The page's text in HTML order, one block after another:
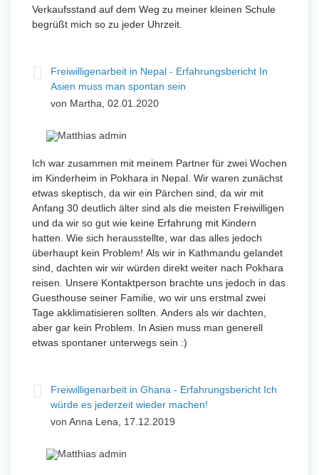
Verkaufsstand auf dem Weg zu meiner kleinen Schule
begrüßt mich so zu jeder Uhrzeit.
Freiwilligenarbeit in Nepal - Erfahrungsbericht In
Asien muss man spontan sein
von Martha, 02.01.2020
Ich war zusammen mit meinem Partner für zwei Wochen
im Kinderheim in Pokhara in Nepal. Wir waren zunächst
etwas skeptisch, da wir ein Pärchen sind, da wir mit
Anfang 30 deutlich älter sind als die meisten Freiwilligen
und da wir so gut wie keine Erfahrung mit Kindern
hatten. Wie sich herausstellte, war das alles jedoch
überhaupt kein Problem! Als wir in Kathmandu gelandet
sind, dachten wir wir würden direkt weiter nach Pokhara
reisen. Unsere Kontaktperson brachte uns jedoch in das
Guesthouse seiner Familie, wo wir uns erstmal zwei
Tage akklimatisieren sollten. Anders als wir dachten,
aber gar kein Problem. In Asien muss man generell
etwas spontaner unterwegs sein :)
Freiwilligenarbeit in Ghana - Erfahrungsbericht Ich
würde es jederzeit wieder machen!
von Anna Lena, 17.12.2019